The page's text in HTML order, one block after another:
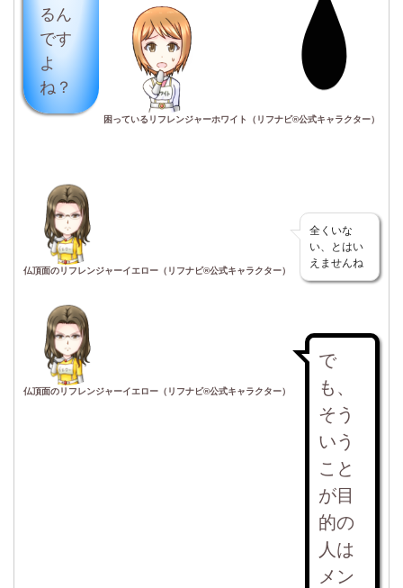
るん
です
よ
ね？
困っているリフレンジャーホワイト（リフナビ®公式キャラクター）
仏頂面のリフレンジャーイエロー（リフナビ®公式キャラクター）
全くいな
い、とはい
えませんね
仏頂面のリフレンジャーイエロー（リフナビ®公式キャラクター）
で
も、
そう
いう
こと
が目
的の
人は
メン